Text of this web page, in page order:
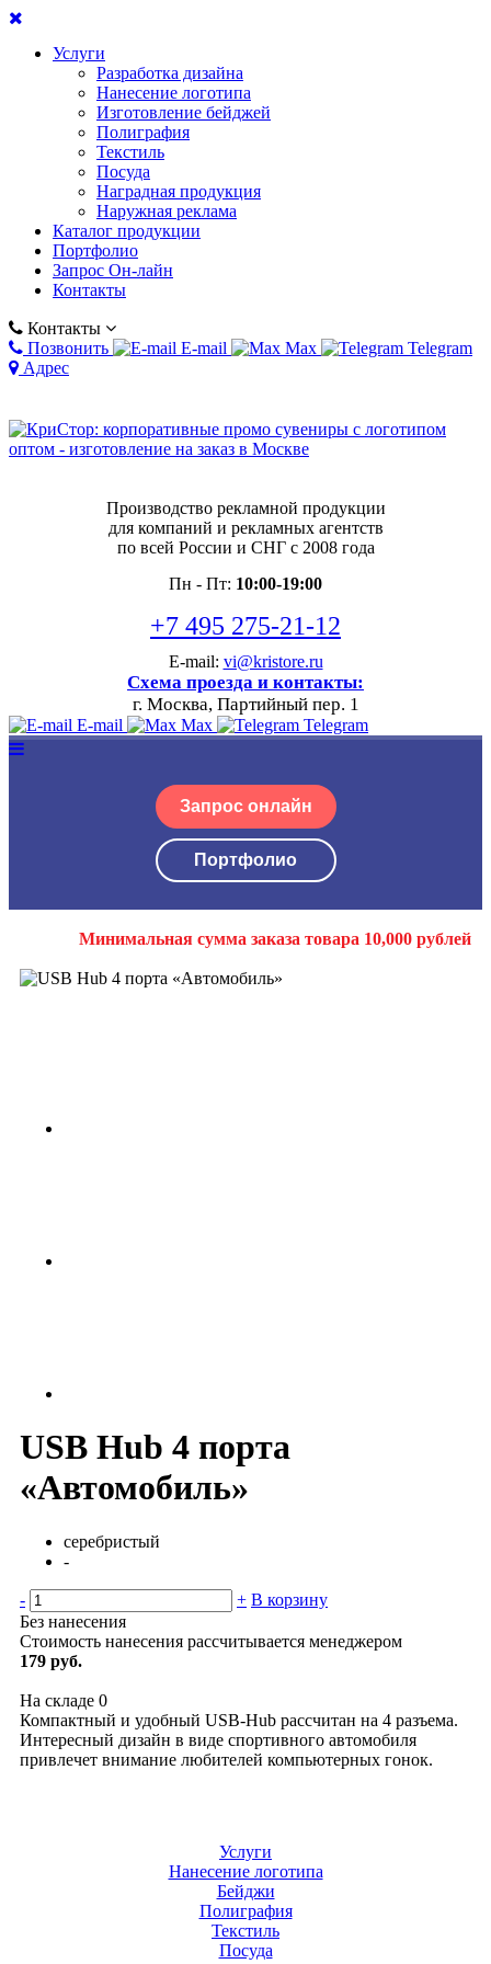
Услуги
Разработка дизайна
Нанесение логотипа
Изготовление бейджей
Полиграфия
Текстиль
Посуда
Наградная продукция
Наружная реклама
Каталог продукции
Портфолио
Запрос Он-лайн
Контакты
Контакты
Позвонить
E-mail Max
Telegram
Адрес
Производство рекламной продукции
для компаний и рекламных агентств
по всей России и СНГ с 2008 года
Пн - Пт: 10:00-19:00
+7 495 275-21-12
E-mail: vi@kristore.ru
Схема проезда и контакты:
г. Москва, Партийный пер. 1
E-mail Max Telegram
Запрос онлайн
Портфолио
Минимальная сумма заказа товара 10,000 рублей
USB Hub 4 порта
«Автомобиль»
серебристый
-
- + В корзину
Без нанесения
Стоимость нанесения рассчитывается менеджером
179 руб.
На складе 0
Компактный и удобный USB-Hub рассчитан на 4 разъема.
Интересный дизайн в виде спортивного автомобиля
привлечет внимание любителей компьютерных гонок.
Услуги
Нанесение логотипа
Бейджи
Полиграфия
Текстиль
Посуда